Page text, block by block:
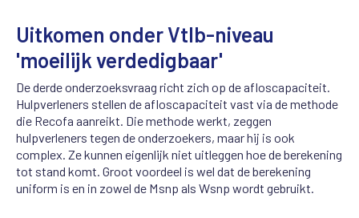
Uitkomen onder Vtlb-niveau
'moeilijk verdedigbaar'
De derde onderzoeksvraag richt zich op de afloscapaciteit.
Hulpverleners stellen de afloscapaciteit vast via de methode
die Recofa aanreikt. Die methode werkt, zeggen
hulpverleners tegen de onderzoekers, maar hij is ook
complex. Ze kunnen eigenlijk niet uitleggen hoe de berekening
tot stand komt. Groot voordeel is wel dat de berekening
uniform is en in zowel de Msnp als Wsnp wordt gebruikt.